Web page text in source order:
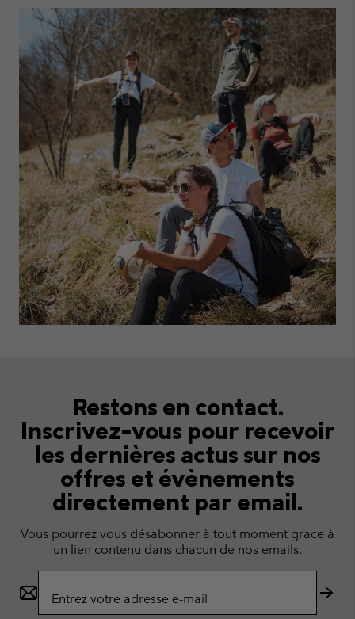
Restons en contact.
Inscrivez-vous pour recevoir
les dernières actus sur nos
offres et évènements
directement par email.
Vous pourrez vous désabonner à tout moment grace à
un lien contenu dans chacun de nos emails.
par